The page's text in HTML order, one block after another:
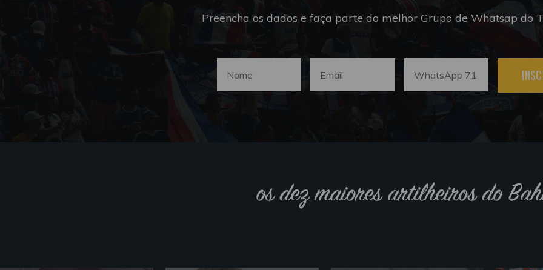
Preencha os dados e faça parte do melhor Grupo de Whatsap do
os dez maiores artilheiros do